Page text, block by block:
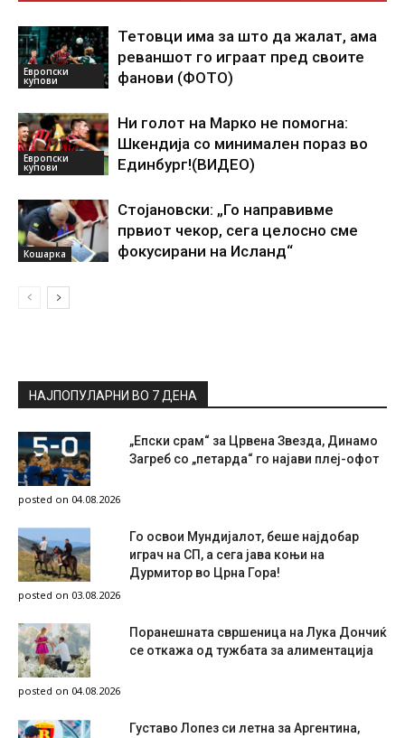
Европски
купови
Тетовци има за што да жалат, ама
реваншот го играат пред своите
фанови (ФОТО)
Европски
купови
Ни голот на Марко не помогна:
Шкендија со минимален пораз во
Единбург!(ВИДЕО)
Кошарка
Стојановски: „Го направивме
првиот чекор, сега целосно сме
фокусирани на Исланд“
НАЈПОПУЛАРНИ ВО 7 ДЕНА
„Епски срам“ за Црвена Звезда, Динамо
Загреб со „петарда“ го најави плеј-офот
posted on 04.08.2026
Го освои Мундијалот, беше најдобар
играч на СП, а сега јава коњи на
Дурмитор во Црна Гора!
posted on 03.08.2026
Поранешната свршеница на Лука Дончиќ
се откажа од тужбата за алиментација
posted on 04.08.2026
Густаво Лопез си летна за Аргентина,